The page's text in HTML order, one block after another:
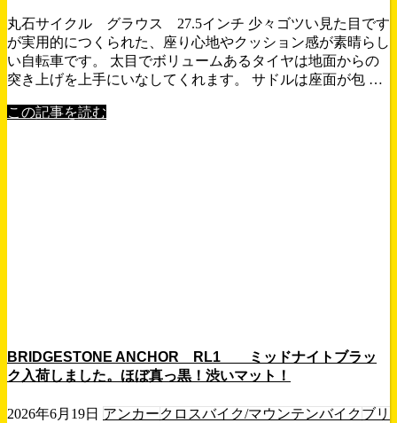
丸石サイクル グラウス 27.5インチ 少々ゴツい見た目です
が実用的につくられた、座り心地やクッション感が素晴らし
い自転車です。 太目でボリュームあるタイヤは地面からの
突き上げを上手にいなしてくれます。 サドルは座面が包 …
この記事を読む
BRIDGESTONE ANCHOR RL1 ミッドナイトブラッ
ク入荷しました。ほぼ真っ黒！渋いマット！
2026年6月19日 アンカークロスバイク/マウンテンバイクブリ